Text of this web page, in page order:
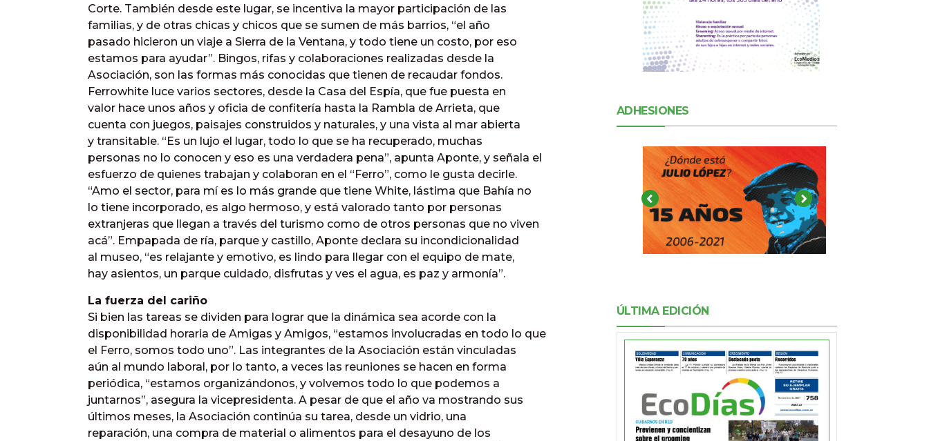
Corte. También desde este lugar, se incentiva la mayor participación de las
familias, y de otras chicas y chicos que se sumen de más barrios, “el año
pasado hicieron un viaje a Sierra de la Ventana, y todo tiene un costo, por eso
estamos para ayudar”. Bingos, rifas y colaboraciones realizadas desde la
Asociación, son las formas más conocidas que tienen de recaudar fondos.
Ferrowhite luce varios sectores, desde la Casa del Espía, que fue puesta en
valor hace unos años y oficia de confitería hasta la Rambla de Arrieta, que
cuenta con juegos, paisajes construidos y naturales, y una vista al mar abierta
y transitable. “Es un lujo el lugar, todo lo que se ha recuperado, muchas
personas no lo conocen y eso es una verdadera pena”, apunta Aponte, y señala el
esfuerzo de quienes trabajan y colaboran en el “Ferro”, como le gusta decirle.
“Amo el sector, para mí es lo más grande que tiene White, lástima que Bahía no
lo tiene incorporado, es algo hermoso, y está valorado tanto por personas
extranjeras que llegan a través del turismo como de otros personas que no viven
acá”. Empapada de ría, parque y castillo, Aponte declara su incondicionalidad
al museo, “es relajante y emotivo, es lindo para llegar con el equipo de mate,
hay asientos, un parque cuidado, disfrutas y ves el agua, es paz y armonía”.
La fuerza del cariño
Si bien las tareas se dividen para lograr que la dinámica sea acorde con la
disponibilidad horaria de Amigas y Amigos, “estamos involucradas en todo lo que
el Ferro, somos todo uno”. Las integrantes de la Asociación están vinculadas
aún al mundo laboral, por lo tanto, a veces las reuniones se hacen en forma
periódica, “estamos organizándonos, y volvemos todo lo que podemos a
juntarnos”, asegura la vicepresidenta. A pesar de que el año va mostrando sus
últimos meses, la Asociación continúa su tarea, desde un vidrio, una
reparación, una compra de material o alimentos para el desayuno de los
ADHESIONES
ÚLTIMA EDICIÓN